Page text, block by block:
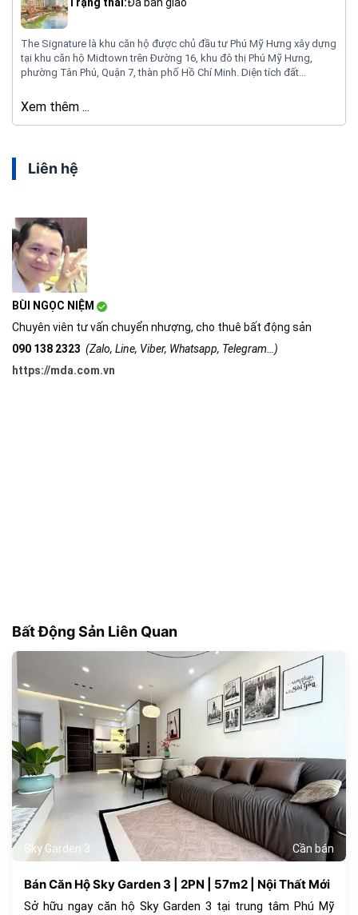
Trạng thái:Đã bàn giao
The Signature là khu căn hộ được chủ đầu tư Phú Mỹ Hưng xây dựng
tại khu căn hộ Midtown trên Đường 16, khu đô thị Phú Mỹ Hưng,
phường Tân Phú, Quận 7, thàn phố Hồ Chí Minh. Diện tích đất
số shophouse là 103 căn, căn hộ từ 2 – 3 phòng ngủ.
Xem thêm ...
Liên hệ
BÙI NGỌC NIỆM
Chuyên viên tư vấn chuyển nhượng, cho thuê bất động sản
090 138 2323 (Zalo, Line, Viber, Whatsapp, Telegram…)
https://mda.com.vn
Bất Động Sản Liên Quan
Sky Garden 3 Cần bán
180
Bán Căn Hộ Sky Garden 3 | 2PN | 57m2 | Nội Thất Mới
Sở hữu ngay căn hộ Sky Garden 3 tại trung tâm Phú Mỹ